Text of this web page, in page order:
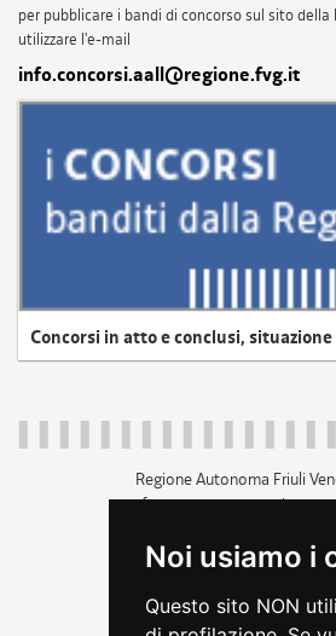
Noi usiamo i
Questo sito NON
per pubblicare i bandi di concorso sul sito
utilizzare l'e-mail
info.concorsi.aall@regione.fvg.it
Concorsi in atto e conclusi,
Regione Autonoma Friuli
c.f. 80014930327; p.iva
+39 040 3771111
amministrazione